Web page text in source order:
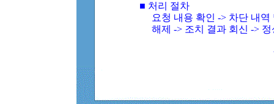
■ 처리 절차
요청 내용 확인 -> 차단 내
해제 -> 조치 결과 회신 ->